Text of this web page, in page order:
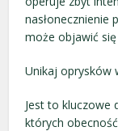
nasłonecznienie
może objawić
Unikaj oprysków
Jest to kluczowe
których